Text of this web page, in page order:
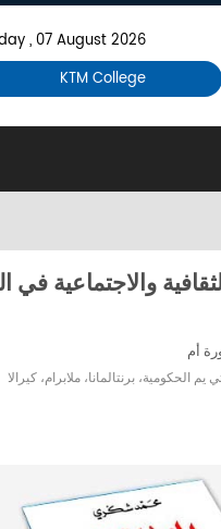
, 07 August 2026
KTM College
والاجتماعية
أم
يم الحكومية، برنتالمانا، ملابرام، كيرالا